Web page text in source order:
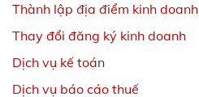
Thành lập địa điểm kinh doanh
Thay đổi đăng ký kinh doanh
Dịch vụ kế toán
Dịch vụ báo cáo thuế